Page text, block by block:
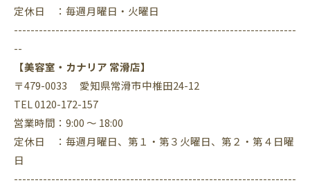
定休日 ：毎週月曜日・火曜日
--------------------------------------------------------------------
--
【美容室・カナリア 常滑店】
〒479-0033 愛知県常滑市中椎田24-12
TEL 0120-172-157
営業時間：9:00 ～ 18:00
定休日 ：毎週月曜日、第１・第３火曜日、第２・第４日曜
日
--------------------------------------------------------------------